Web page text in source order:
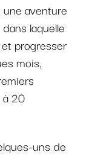
aventure
laquelle
progresser
mois,
à 20
uns de